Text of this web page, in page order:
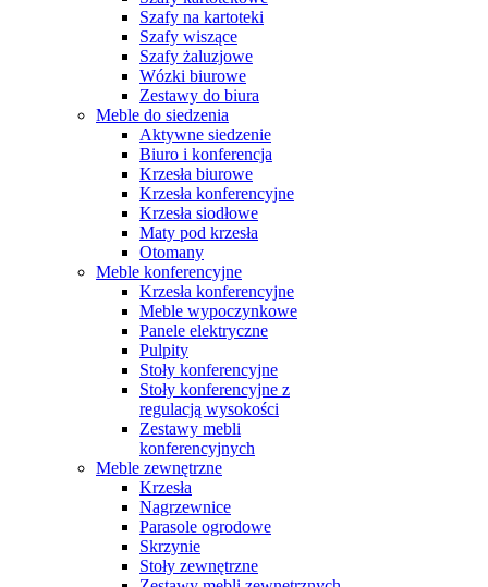
Szafy na kartoteki
Szafy wiszące
Szafy żaluzjowe
Wózki biurowe
Zestawy do biura
Meble do siedzenia
Aktywne siedzenie
Biuro i konferencja
Krzesła biurowe
Krzesła konferencyjne
Krzesła siodłowe
Maty pod krzesła
Otomany
Meble konferencyjne
Krzesła konferencyjne
Meble wypoczynkowe
Panele elektryczne
Pulpity
Stoły konferencyjne
Stoły konferencyjne z
regulacją wysokości
Zestawy mebli
konferencyjnych
Meble zewnętrzne
Krzesła
Nagrzewnice
Parasole ogrodowe
Skrzynie
Stoły zewnętrzne